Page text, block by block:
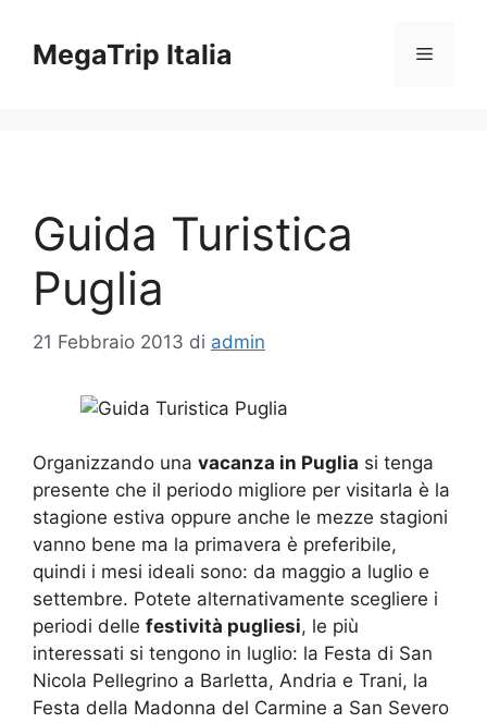
contenuto
MegaTrip Italia Menu
Guida Turistica
Puglia
21 Febbraio 2013 di admin
Organizzando una vacanza in Puglia si tenga
presente che il periodo migliore per visitarla è la
stagione estiva oppure anche le mezze stagioni
vanno bene ma la primavera è preferibile,
quindi i mesi ideali sono: da maggio a luglio e
settembre. Potete alternativamente scegliere i
periodi delle festività pugliesi, le più
interessati si tengono in luglio: la Festa di San
Nicola Pellegrino a Barletta, Andria e Trani, la
Festa della Madonna del Carmine a San Severo